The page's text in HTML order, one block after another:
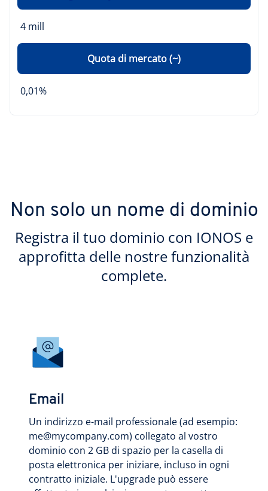
4 mill
Quota di mercato (~)
0,01%
Non solo un nome di dominio
Registra il tuo dominio con IONOS e
approfitta delle nostre funzionalità
complete.
Email
Un indirizzo e-mail professionale (ad esempio:
me@mycompany.com) collegato al vostro
dominio con 2 GB di spazio per la casella di
posta elettronica per iniziare, incluso in ogni
contratto iniziale. L'upgrade può essere